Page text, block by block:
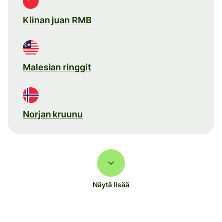
Kiinan juan RMB
Malesian ringgit
Norjan kruunu
Näytä lisää